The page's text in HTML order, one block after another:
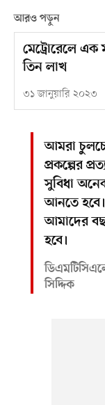
আরও পড়ুন
মেট্রোরেলে এক
তিন লাখ
৩১ জানুয়ারি ২০২৩
আমরা
প্রকল্পের
সুবিধা
আনতে হবে।
আমাদের
হবে।
সিদ্দিক